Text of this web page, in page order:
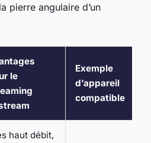
pierre angulaire d’un
le
Exemple
d’appareil
compatible
haut débit,